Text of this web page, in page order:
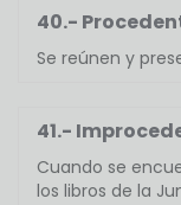
40.-
Se reúnen y
41.-
Cuando se
los libros de la